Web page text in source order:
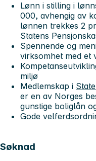
Lønn i stilling i
000, avhengig av
lønnen trekkes 2
Statens
Spennende og
virksomhet med et
miljø
Medlemskap i
er en av Norges
gunstige boliglån
Gode
Søknad